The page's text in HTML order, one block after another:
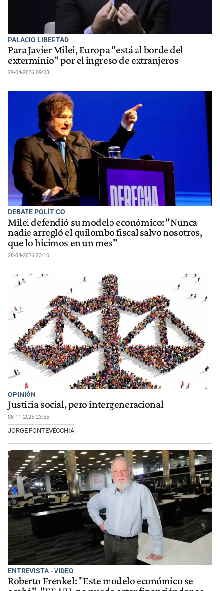
PALACIO LIBERTAD
Para Javier Milei, Europa "está al borde del
exterminio" por el ingreso de extranjeros
29-04-2026 09:03
DEBATE POLÍTICO
Milei defendió su modelo económico: "Nunca
nadie arregló el quilombo fiscal salvo nosotros,
que lo hicimos en un mes"
28-04-2026 23:10
OPINIÓN
Justicia social, pero intergeneracional
08-11-2025 23:55
JORGE FONTEVECCHIA
ENTREVISTA - VIDEO
Roberto Frenkel: "Este modelo económico se